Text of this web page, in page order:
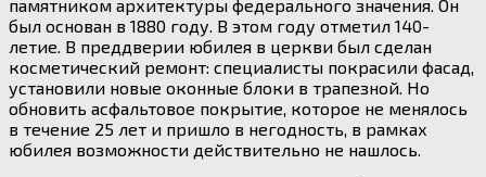
памятником архитектуры федерального значения. Он
был основан в 1880 году. В этом году отметил 140-
летие. В преддверии юбилея в церкви был сделан
косметический ремонт: специалисты покрасили фасад,
установили новые оконные блоки в трапезной. Но
обновить асфальтовое покрытие, которое не менялось
в течение 25 лет и пришло в негодность, в рамках
юбилея возможности действительно не нашлось.